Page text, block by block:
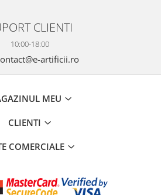
CLIENTI
10:00-18:00
artificii.ro
MEU
CLIENTI
COMERCIALE